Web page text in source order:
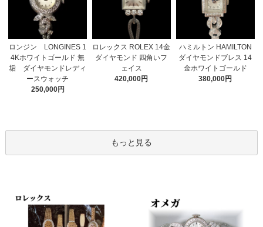
ロンジン LONGINES 1
4Kホワイトゴールド 無
垢 ダイヤモンドレディ
ースウォッチ
250,000円
ロレックス ROLEX 14金
ダイヤモンド 四角いフ
ェイス
420,000円
ハミルトン HAMILTON
ダイヤモンドブレス 14
金ホワイトゴールド
380,000円
もっと見る